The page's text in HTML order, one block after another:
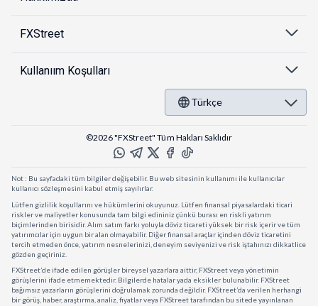
FXStreet
Kullanıım Koşulları
Türkçe
©2026 "FXStreet" Tüm Hakları Saklıdır
Not : Bu sayfadaki tüm bilgiler değişebilir. Bu web sitesinin kullanımı ile kullanıcılar
kullanıcı sözleşmesini kabul etmiş sayılırlar.
Lütfen gizlilik koşullarını ve hükümlerini okuyunuz. Lütfen finansal piyasalardaki ticari
riskler ve maliyetler konusunda tam bilgi edininiz çünkü burası en riskli yatırım
biçimlerinden birisidir. Alım satım farkı yoluyla döviz ticareti yüksek bir risk içerir ve tüm
yatırımcılar için uygun bir alan olmayabilir. Diğer finansal araçlar içinden döviz ticaretini
tercih etmeden önce, yatırım nesnelerinizi, deneyim seviyenizi ve risk iştahınızı dikkatlice
gözden geçiriniz.
FXStreet’de ifade edilen görüşler bireysel yazarlara aittir, FXStreet veya yönetimin
görüşlerini ifade etmemektedir. Bilgilerde hatalar yada eksikler bulunabilir. FXStreet
bağımsız yazarların görüşlerini doğrulamak zorunda değildir. FXStreet’da verilen herhangi
bir görüş, haber, araştırma, analiz, fiyatlar veya FXStreet tarafından bu sitede yayınlanan